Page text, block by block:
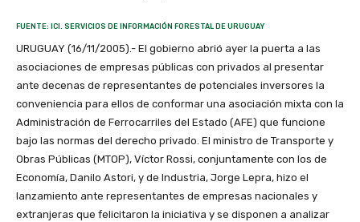
FUENTE: ICI. SERVICIOS DE INFORMACIÓN FORESTAL DE URUGUAY
URUGUAY (16/11/2005).- El gobierno abrió ayer la puerta a las
asociaciones de empresas públicas con privados al presentar
ante decenas de representantes de potenciales inversores la
conveniencia para ellos de conformar una asociación mixta con la
Administración de Ferrocarriles del Estado (AFE) que funcione
bajo las normas del derecho privado. El ministro de Transporte y
Obras Públicas (MTOP), Víctor Rossi, conjuntamente con los de
Economía, Danilo Astori, y de Industria, Jorge Lepra, hizo el
lanzamiento ante representantes de empresas nacionales y
extranjeras que felicitaron la iniciativa y se disponen a analizar